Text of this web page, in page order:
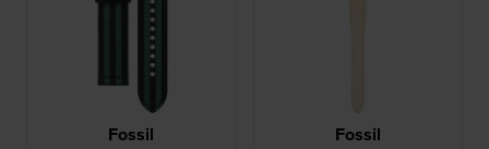
Fossil Fossil